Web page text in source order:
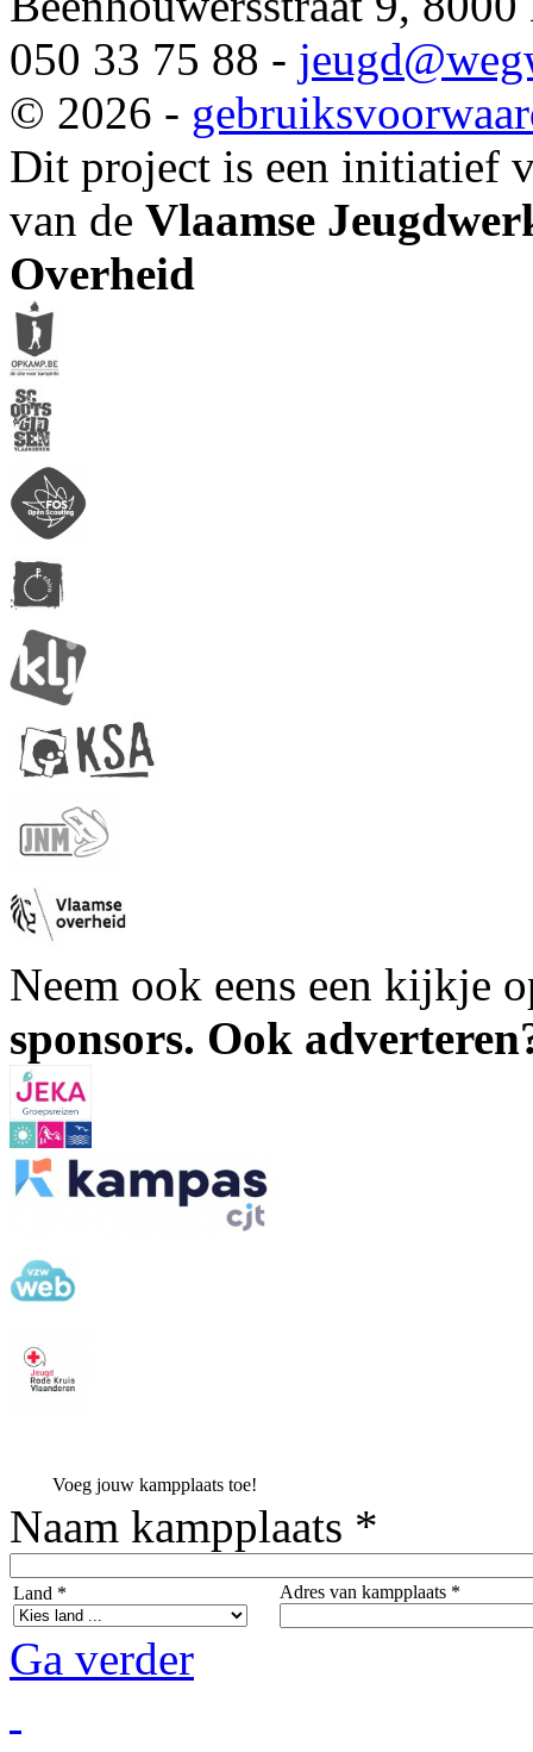
050 33 75 88 - jeugd
© 2026 -
Dit project is een initiatief
van de Vlaamse
Overheid
Neem ook eens een kijkje
sponsors. Ook
Voeg jouw kampplaats toe!
Naam kampplaats *
Land * Adres van kampplaats *
Ga verder